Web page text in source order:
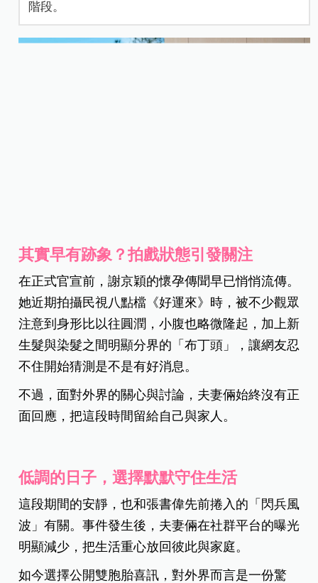
階段。
其實早有跡象？拍戲狀態引發關注
在正式官宣前，謝京穎的懷孕傳聞早已悄悄流傳。
她近期拍攝民視八點檔《好運來》時，被不少觀眾
注意到身形比以往圓潤，小腹也略微隆起，加上新
生髮與染髮之間明顯分界的「布丁頭」，讓網友忍
不住開始猜測是不是有好消息。
不過，面對外界的關心與討論，夫妻倆始終沒有正
面回應，把這段時間留給自己與家人。
低調的日子，選擇默默守住生活
這段期間的安靜，也和張書偉先前捲入的「閃兵風
波」有關。事件發生後，夫妻倆在社群平台的曝光
明顯減少，把生活重心放回彼此與家庭。
如今選擇公開雙胞胎喜訊，對外界而言是一份驚